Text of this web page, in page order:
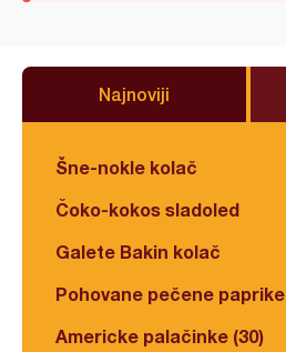
Najnoviji
Šne-nokle kolač
Čoko-kokos sladoled
Galete Bakin kolač
Pohovane pečene paprike
Americke palačinke (30)